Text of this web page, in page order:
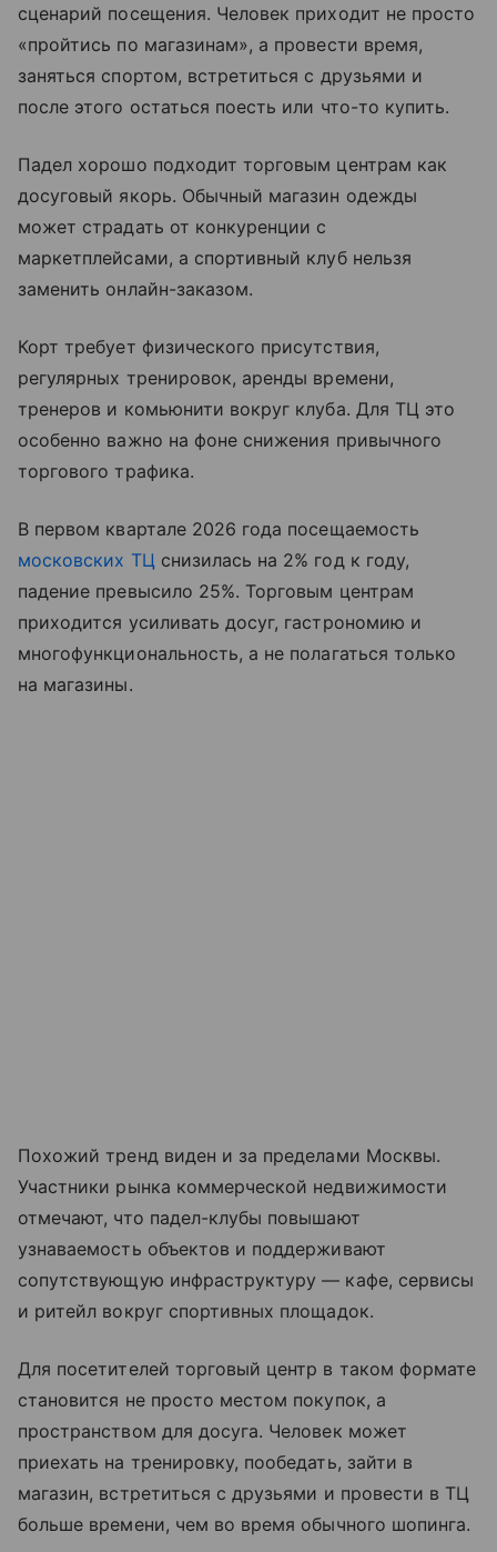
сценарий посещения. Человек приходит не просто
«пройтись по магазинам», а провести время,
заняться спортом, встретиться с друзьями и
после этого остаться поесть или что-то купить.
Падел хорошо подходит торговым центрам как
досуговый якорь. Обычный магазин одежды
может страдать от конкуренции с
маркетплейсами, а спортивный клуб нельзя
заменить онлайн-заказом.
Корт требует физического присутствия,
регулярных тренировок, аренды времени,
тренеров и комьюнити вокруг клуба. Для ТЦ это
особенно важно на фоне снижения привычного
торгового трафика.
В первом квартале 2026 года посещаемость
московских ТЦ снизилась на 2% год к году,
падение превысило 25%. Торговым центрам
приходится усиливать досуг, гастрономию и
многофункциональность, а не полагаться только
на магазины.
Похожий тренд виден и за пределами Москвы.
Участники рынка коммерческой недвижимости
отмечают, что падел-клубы повышают
узнаваемость объектов и поддерживают
сопутствующую инфраструктуру — кафе, сервисы
и ритейл вокруг спортивных площадок.
Для посетителей торговый центр в таком формате
становится не просто местом покупок, а
пространством для досуга. Человек может
приехать на тренировку, пообедать, зайти в
магазин, встретиться с друзьями и провести в ТЦ
больше времени, чем во время обычного шопинга.